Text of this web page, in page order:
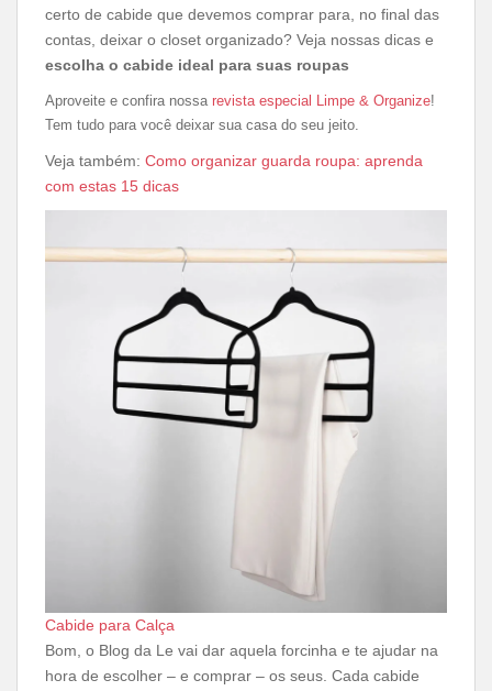
certo de cabide que devemos comprar para, no final das
contas, deixar o closet organizado? Veja nossas dicas e
escolha o cabide ideal para suas roupas
Aproveite e confira nossa revista especial Limpe & Organize!
Tem tudo para você deixar sua casa do seu jeito.
Veja também: Como organizar guarda roupa: aprenda
com estas 15 dicas
Cabide para Calça
Bom, o Blog da Le vai dar aquela forcinha e te ajudar na
hora de escolher – e comprar – os seus. Cada cabide